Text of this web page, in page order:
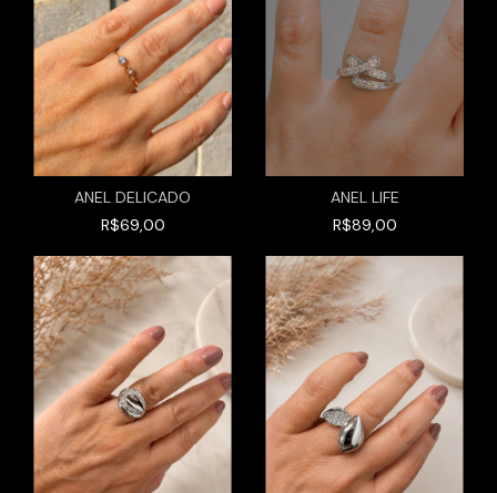
ANEL DELICADO
R$69,00
ANEL LIFE
R$89,00